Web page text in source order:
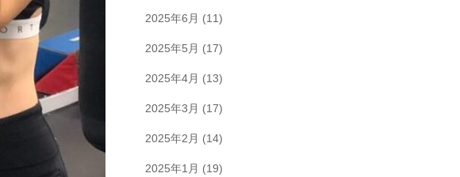
2025年6月 (11)
2025年5月 (17)
2025年4月 (13)
2025年3月 (17)
2025年2月 (14)
2025年1月 (19)